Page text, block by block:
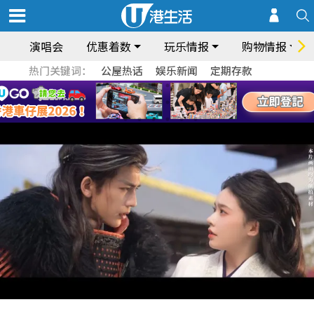
演唱会 优惠着数 玩乐情报 购物情报
热门关键词： 公屋热话 娱乐新闻 定期存款